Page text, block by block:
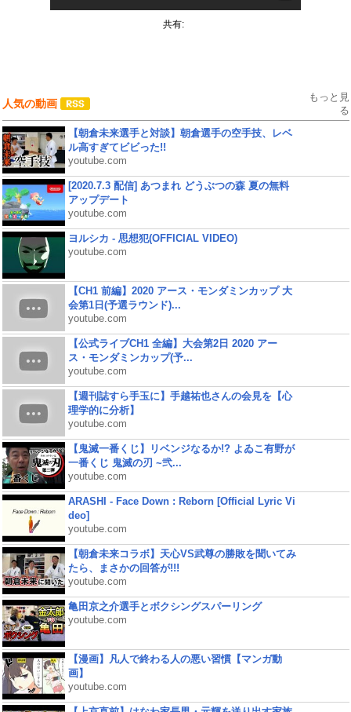
共有:
人気の動画
もっと見
る
【朝倉未来選手と対談】朝倉選手の空手技、レベ
ル高すぎてビビった!!
youtube.com
[2020.7.3 配信] あつまれ どうぶつの森 夏の無料
アップデート
youtube.com
ヨルシカ - 思想犯(OFFICIAL VIDEO)
youtube.com
【CH1 前編】2020 アース・モンダミンカップ 大
会第1日(予選ラウンド)...
youtube.com
【公式ライブCH1 全編】大会第2日 2020 アー
ス・モンダミンカップ(予...
youtube.com
【週刊誌すら手玉に】手越祐也さんの会見を【心
理学的に分析】
youtube.com
【鬼滅一番くじ】リベンジなるか!? よゐこ有野が
一番くじ 鬼滅の刃 ~弐...
youtube.com
ARASHI - Face Down : Reborn [Official Lyric Vi
deo]
youtube.com
【朝倉未来コラボ】天心VS武尊の勝敗を聞いてみ
たら、まさかの回答が!!!
youtube.com
亀田京之介選手とボクシングスパーリング
youtube.com
【漫画】凡人で終わる人の悪い習慣【マンガ動
画】
youtube.com